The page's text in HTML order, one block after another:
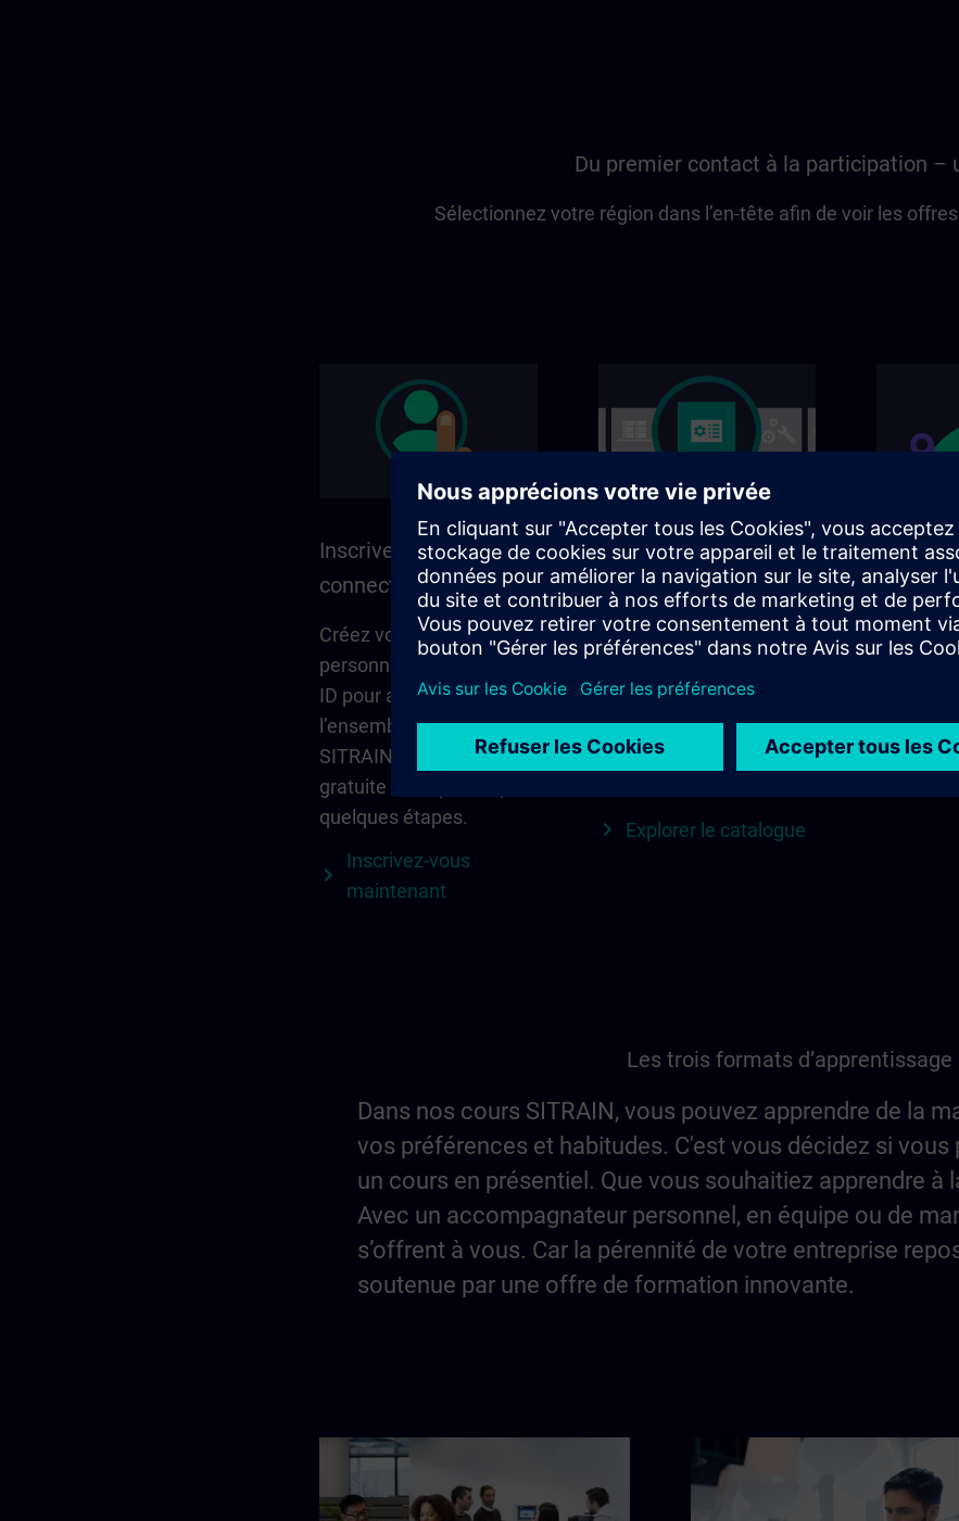
Du premier contact à la participation –
Sélectionnez votre région dans l’en-tête afin de voir les
Inscrivez-vous et
connectez-vous
Créez votre compte
personnel via Siemens
ID pour accéder à
l’ensemble du contenu
SITRAIN. L’inscription est
gratuite et ne prend que
quelques étapes.
Inscrivez-vous
maintenant
Trouvez le cours qui
vous convient
Recherchez directement
clés et des filtres – ou
explorez par catégorie
dans le catalogue pour
Explorer le catalogue
région
Tout ce
jour,
plus en
Les trois formats d’apprentissage
Dans nos cours SITRAIN, vous pouvez apprendre de la
vos préférences et habitudes. C'est vous décidez si
un cours en présentiel. Que vous souhaitiez apprendre à
Avec un accompagnateur personnel, en équipe ou de
s’offrent à vous. Car la pérennité de votre entreprise
soutenue par une offre de formation innovante.